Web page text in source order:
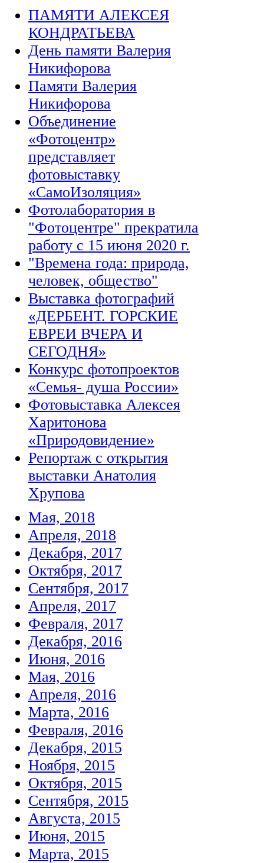
ПАМЯТИ АЛЕКСЕЯ
КОНДРАТЬЕВА
День памяти Валерия
Никифорова
Памяти Валерия
Никифорова
Объединение
«Фотоцентр»
представляет
фотовыставку
«СамоИзоляция»
Фотолаборатория в
"Фотоцентре" прекратила
работу с 15 июня 2020 г.
"Времена года: природа,
человек, общество"
Выставка фотографий
«ДЕРБЕНТ. ГОРСКИЕ
ЕВРЕИ ВЧЕРА И
СЕГОДНЯ»
Конкурс фотопроектов
«Семья- душа России»
Фотовыставка Алексея
Харитонова
«Природовидение»
Репортаж с открытия
выставки Анатолия
Хрупова
Мая, 2018
Апреля, 2018
Декабря, 2017
Октября, 2017
Сентября, 2017
Апреля, 2017
Февраля, 2017
Декабря, 2016
Июня, 2016
Мая, 2016
Апреля, 2016
Марта, 2016
Февраля, 2016
Декабря, 2015
Ноября, 2015
Октября, 2015
Сентября, 2015
Августа, 2015
Июня, 2015
Марта, 2015